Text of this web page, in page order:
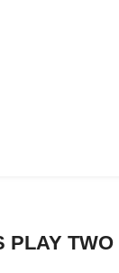
PLAY